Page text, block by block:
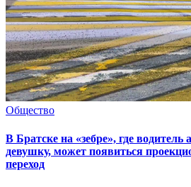
Общество
В Братске на «зебре», где водитель
девушку, может появиться
переход